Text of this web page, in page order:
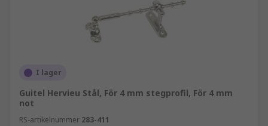
I lager
Guitel Hervieu Stål, För 4 mm stegprofil, För 4 mm
not
RS-artikelnummer 283-411